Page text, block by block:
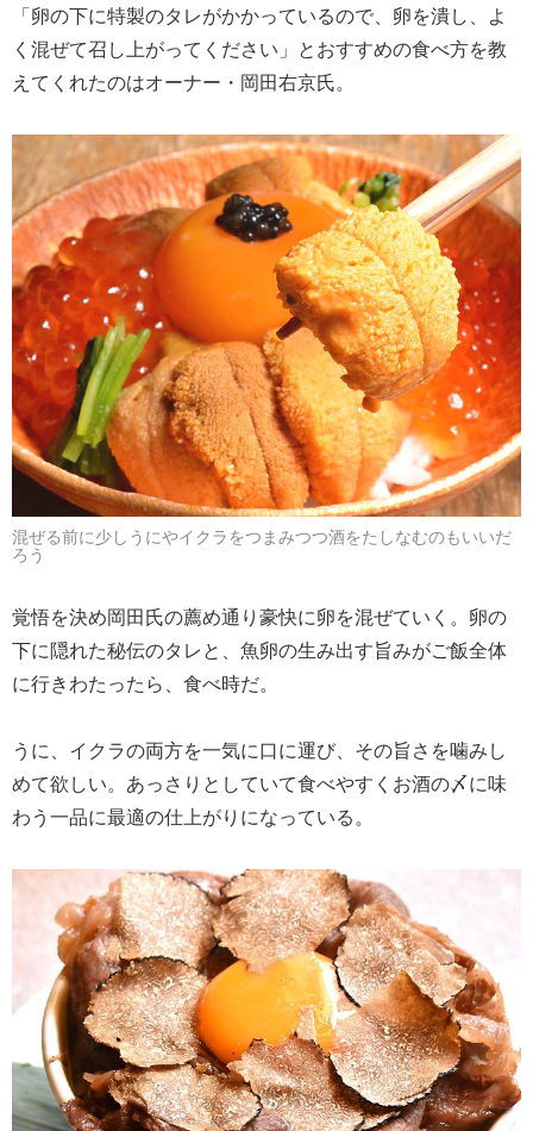
「卵の下に特製のタレがかかっているので、卵を潰し、よ
く混ぜて召し上がってください」とおすすめの食べ方を教
えてくれたのはオーナー・岡田右京氏。
混ぜる前に少しうにやイクラをつまみつつ酒をたしなむのもいいだ
ろう
覚悟を決め岡田氏の薦め通り豪快に卵を混ぜていく。卵の
下に隠れた秘伝のタレと、魚卵の生み出す旨みがご飯全体
に行きわたったら、食べ時だ。
うに、イクラの両方を一気に口に運び、その旨さを噛みし
めて欲しい。あっさりとしていて食べやすくお酒の〆に味
わう一品に最適の仕上がりになっている。